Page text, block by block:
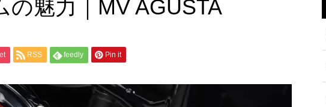
の魅力｜MV AGUSTA
RSS feedly Pin it